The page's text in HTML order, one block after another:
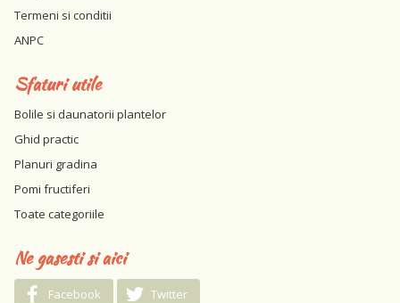
Termeni si conditii
ANPC
Sfaturi utile
Bolile si daunatorii plantelor
Ghid practic
Planuri gradina
Pomi fructiferi
Toate categoriile
Ne gasesti si aici
Facebook Twitter